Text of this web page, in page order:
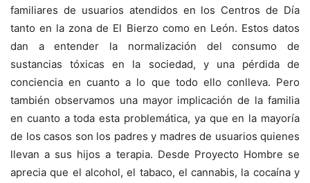
familiares de usuarios atendidos en los Centros de Día
tanto en la zona de El Bierzo como en León. Estos datos
dan a entender la normalización del consumo de
sustancias tóxicas en la sociedad, y una pérdida de
conciencia en cuanto a lo que todo ello conlleva. Pero
también observamos una mayor implicación de la familia
en cuanto a toda esta problemática, ya que en la mayoría
de los casos son los padres y madres de usuarios quienes
llevan a sus hijos a terapia. Desde Proyecto Hombre se
aprecia que el alcohol, el tabaco, el cannabis, la cocaína y